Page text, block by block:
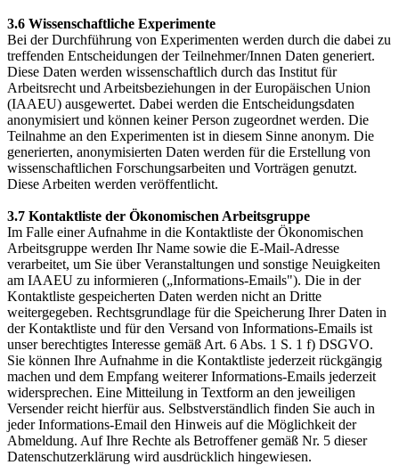
3.6 Wissenschaftliche Experimente
Bei der Durchführung von Experimenten werden durch die dabei zu
treffenden Entscheidungen der Teilnehmer/Innen Daten generiert.
Diese Daten werden wissenschaftlich durch das Institut für
Arbeitsrecht und Arbeitsbeziehungen in der Europäischen Union
(IAAEU) ausgewertet. Dabei werden die Entscheidungsdaten
anonymisiert und können keiner Person zugeordnet werden. Die
Teilnahme an den Experimenten ist in diesem Sinne anonym. Die
generierten, anonymisierten Daten werden für die Erstellung von
wissenschaftlichen Forschungsarbeiten und Vorträgen genutzt.
Diese Arbeiten werden veröffentlicht.
3.7 Kontaktliste der Ökonomischen Arbeitsgruppe
Im Falle einer Aufnahme in die Kontaktliste der Ökonomischen
Arbeitsgruppe werden Ihr Name sowie die E-Mail-Adresse
verarbeitet, um Sie über Veranstaltungen und sonstige Neuigkeiten
am IAAEU zu informieren („Informations-Emails"). Die in der
Kontaktliste gespeicherten Daten werden nicht an Dritte
weitergegeben. Rechtsgrundlage für die Speicherung Ihrer Daten in
der Kontaktliste und für den Versand von Informations-Emails ist
unser berechtigtes Interesse gemäß Art. 6 Abs. 1 S. 1 f) DSGVO.
Sie können Ihre Aufnahme in die Kontaktliste jederzeit rückgängig
machen und dem Empfang weiterer Informations-Emails jederzeit
widersprechen. Eine Mitteilung in Textform an den jeweiligen
Versender reicht hierfür aus. Selbstverständlich finden Sie auch in
jeder Informations-Email den Hinweis auf die Möglichkeit der
Abmeldung. Auf Ihre Rechte als Betroffener gemäß Nr. 5 dieser
Datenschutzerklärung wird ausdrücklich hingewiesen.